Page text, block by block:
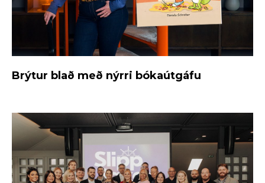
Brýtur blað með nýrri bókaútgáfu